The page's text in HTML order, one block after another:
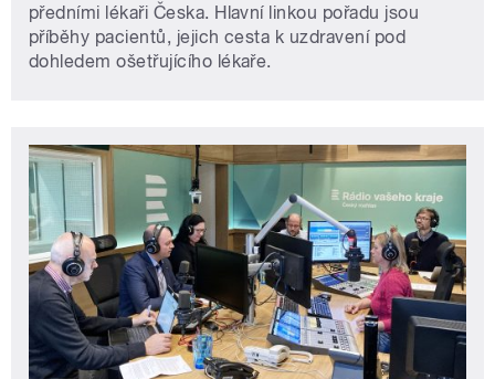
předními lékaři Česka. Hlavní linkou pořadu jsou
příběhy pacientů, jejich cesta k uzdravení pod
dohledem ošetřujícího lékaře.